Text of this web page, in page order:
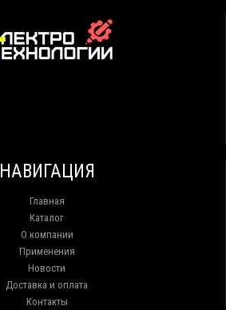
НАВИГАЦИЯ
Главная
Каталог
О компании
Применения
Новости
Доставка и оплата
Контакты